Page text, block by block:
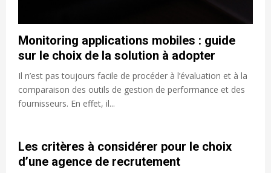
Monitoring applications mobiles : guide
sur le choix de la solution à adopter
Il n’est pas toujours facile de procéder à l’évaluation et à la
comparaison des outils de gestion de performance et des
fournisseurs. En effet, il...
Les critères à considérer pour le choix
d’une agence de recrutement